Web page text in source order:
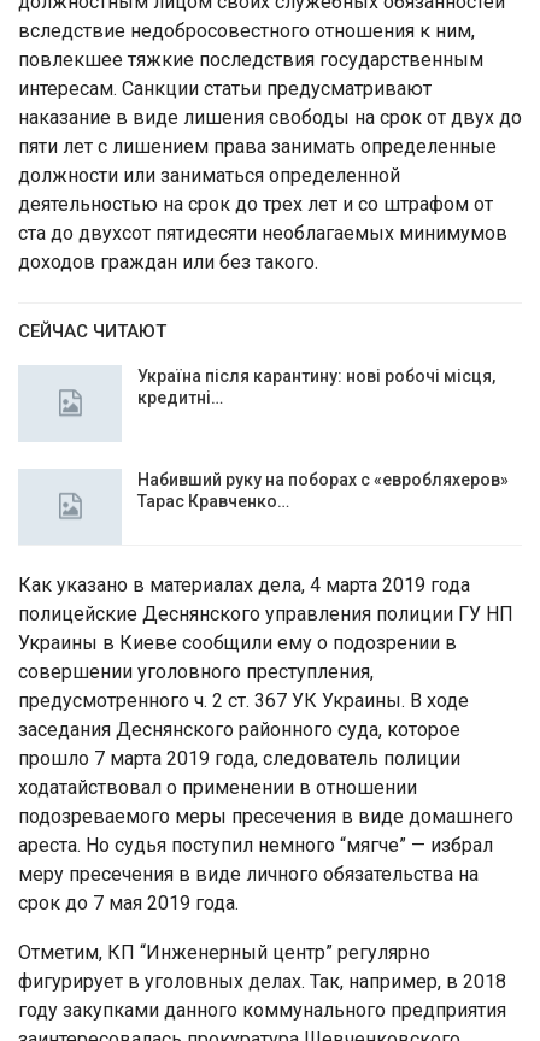
вследствие недобросовестного отношения к ним,
повлекшее тяжкие последствия государственным
интересам. Санкции статьи предусматривают
наказание в виде лишения свободы на срок от двух до
пяти лет с лишением права занимать определенные
должности или заниматься определенной
деятельностью на срок до трех лет и со штрафом от
ста до двухсот пятидесяти необлагаемых минимумов
доходов граждан или без такого.
СЕЙЧАС ЧИТАЮТ
Україна після карантину: нові робочі місця,
кредитні…
Набивший руку на поборах с «евробляхеров»
Тарас Кравченко…
Как указано в материалах дела, 4 марта 2019 года
полицейские Деснянского управления полиции ГУ НП
Украины в Киеве сообщили ему о подозрении в
совершении уголовного преступления,
предусмотренного ч. 2 ст. 367 УК Украины. В ходе
заседания Деснянского районного суда, которое
прошло 7 марта 2019 года, следователь полиции
ходатайствовал о применении в отношении
подозреваемого меры пресечения в виде домашнего
ареста. Но судья поступил немного “мягче” — избрал
меру пресечения в виде личного обязательства на
срок до 7 мая 2019 года.
Отметим, КП “Инженерный центр” регулярно
фигурирует в уголовных делах. Так, например, в 2018
году закупками данного коммунального предприятия